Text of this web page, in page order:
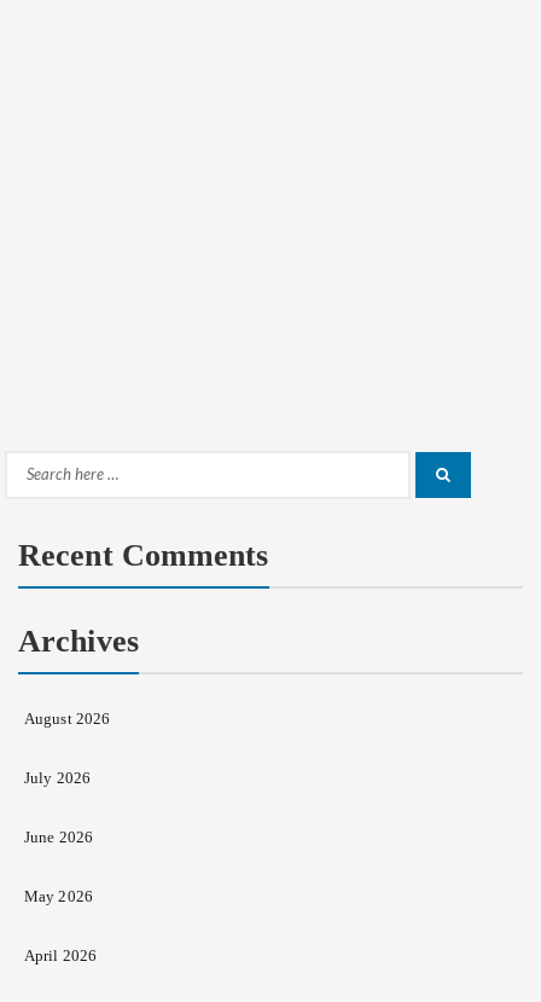
Search
Recent Comments
Archives
August 2026
July 2026
June 2026
May 2026
April 2026